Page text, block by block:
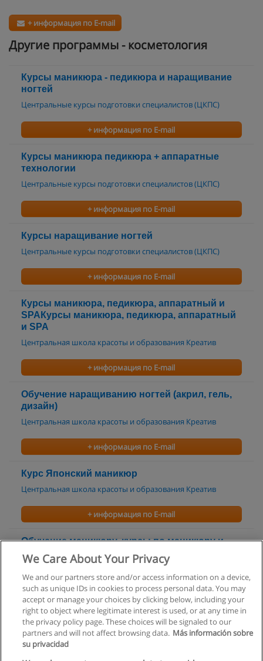
+ информация по E-mail
Другие программы - косметология
Курсы маникюра - педикюра и наращивание
ногтей
Центральные курсы подготовки специалистов (ЦКПС)
+ информация по E-mail
Курсы маникюра педикюра + аппаратные
технологии
Центральные курсы подготовки специалистов (ЦКПС)
+ информация по E-mail
Курсы наращивание ногтей
Центральные курсы подготовки специалистов (ЦКПС)
+ информация по E-mail
Курсы маникюра, педикюра, аппаратный и
SPAКурсы маникюра, педикюра, аппаратный
и SPA
Центральная школа красоты и образования Креатив
+ информация по E-mail
Обучение наращиванию ногтей (акрил, гель,
дизайн)
Центральная школа красоты и образования Креатив
+ информация по E-mail
Курс Японский маникюр
Центральная школа красоты и образования Креатив
+ информация по E-mail
Обучение маникюру, курсы по маникюру и
педикюру
+ информация по E-mail
We Care About Your Privacy
We and our partners store and/or access information on a device,
such as unique IDs in cookies to process personal data. You may
accept or manage your choices by clicking below, including your
right to object where legitimate interest is used, or at any time in
the privacy policy page. These choices will be signaled to our
partners and will not affect browsing data. Más información sobre
su privacidad